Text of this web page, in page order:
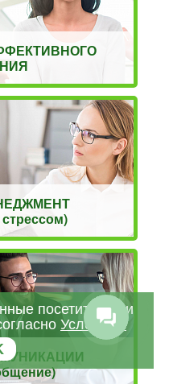
посетителей и
Условиям